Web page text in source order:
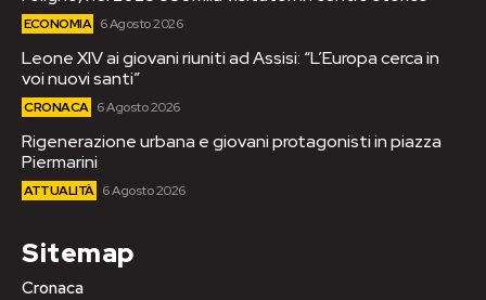
ECONOMIA 6 Agosto 2026
Leone XIV ai giovani riuniti ad Assisi: “L’Europa cerca in
voi nuovi santi”
CRONACA 6 Agosto 2026
Rigenerazione urbana e giovani protagonisti in piazza
Piermarini
ATTUALITÀ 6 Agosto 2026
Sitemap
Cronaca